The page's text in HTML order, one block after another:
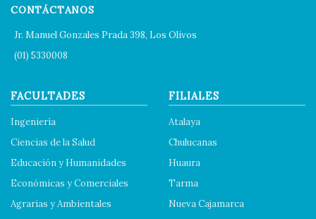
CONTÁCTANOS
Jr. Manuel Gonzales Prada 398, Los Olivos
(01) 5330008
FACULTADES
Ingeniería
Ciencias de la Salud
Educación y Humanidades
Económicas y Comerciales
Agrarias y Ambientales
FILIALES
Atalaya
Chulucanas
Huaura
Tarma
Nueva Cajamarca